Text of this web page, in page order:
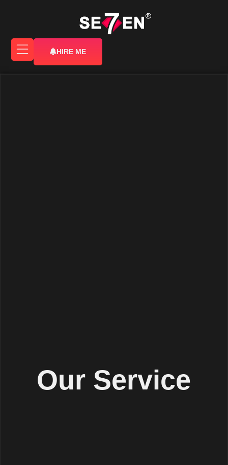
HIRE ME
Our Service